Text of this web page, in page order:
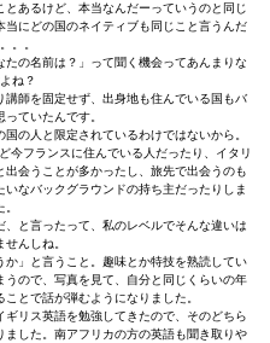
あるけど、本当なんだーっていうのと同じ
にどの国のネイティブも同じこと言うんだ
。。
の名前は？」って聞く機会ってあんまりな
ね？
師を固定せず、出身地も住んでいる国もバ
ていたんです。
の人と限定されているわけではないから。
今フランスに住んでいる人だったり、イタリ
会うことが多かったし、旅先で出会うのも
なバックグラウンドの持ち主だったりしま
。
と言ったって、私のレベルでそんな違いは
せんしね。
」と言うこと。趣味とか特技を熟読してい
ので、写真を見て、自分と同じくらいの年
とで話が弾むようになりました。
リス英語を勉強してきたので、そのどちら
した。南アフリカの方の英語も聞き取りや